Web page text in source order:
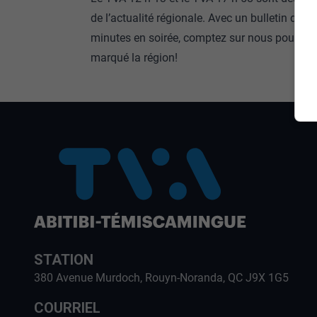
de l’actualité régionale. Avec un bulletin de
minutes en soirée, comptez sur nous pour
marqué la région!
STATION
380 Avenue Murdoch, Rouyn-Noranda, QC J9X 1G5
COURRIEL